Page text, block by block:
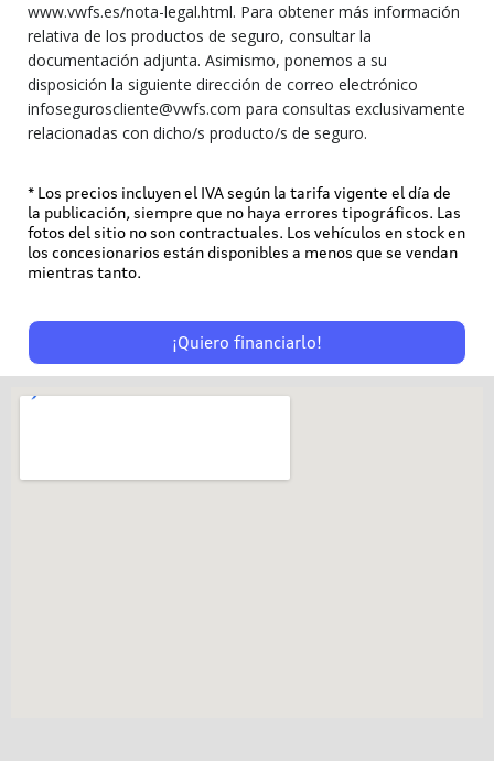
www.vwfs.es/nota-legal.html. Para obtener más información
relativa de los productos de seguro, consultar la
documentación adjunta. Asimismo, ponemos a su
disposición la siguiente dirección de correo electrónico
infoseguroscliente@vwfs.com para consultas exclusivamente
relacionadas con dicho/s producto/s de seguro.
* Los precios incluyen el IVA según la tarifa vigente el día de
la publicación, siempre que no haya errores tipográficos. Las
fotos del sitio no son contractuales. Los vehículos en stock en
los concesionarios están disponibles a menos que se vendan
mientras tanto.
¡Quiero financiarlo!